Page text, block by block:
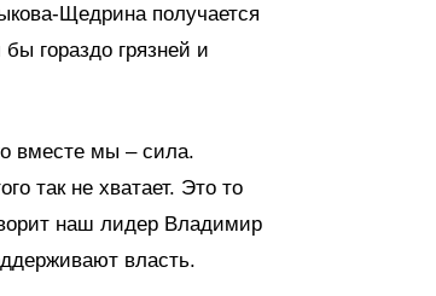
Щедрина получается
гораздо грязней и
вместе мы – сила.
так не хватает. Это то
наш лидер Владимир
власть.